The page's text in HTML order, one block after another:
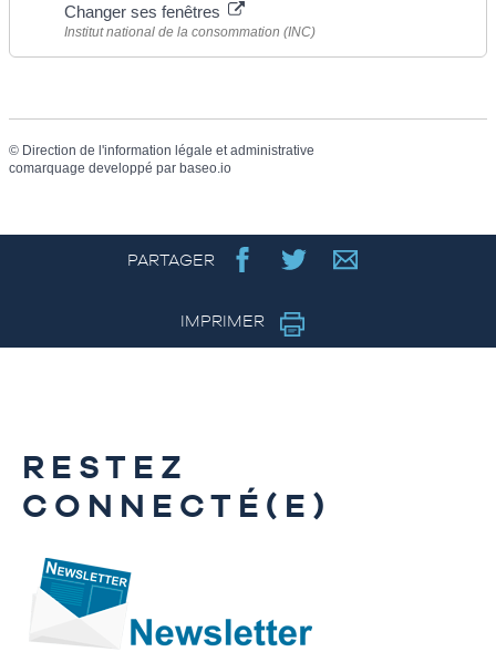
Changer ses fenêtres
Institut national de la consommation (INC)
© Direction de l'information légale et administrative
comarquage developpé par baseo.io
PARTAGER
IMPRIMER
RESTEZ
CONNECTÉ(E)